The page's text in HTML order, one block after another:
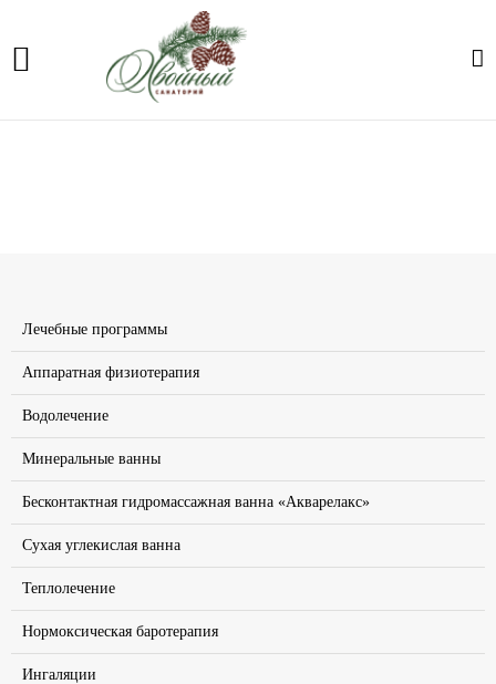
Лечебные программы
Аппаратная физиотерапия
Водолечение
Минеральные ванны
Бесконтактная гидромассажная ванна «Акварелакс»
Сухая углекислая ванна
Теплолечение
Нормоксическая баротерапия
Ингаляции